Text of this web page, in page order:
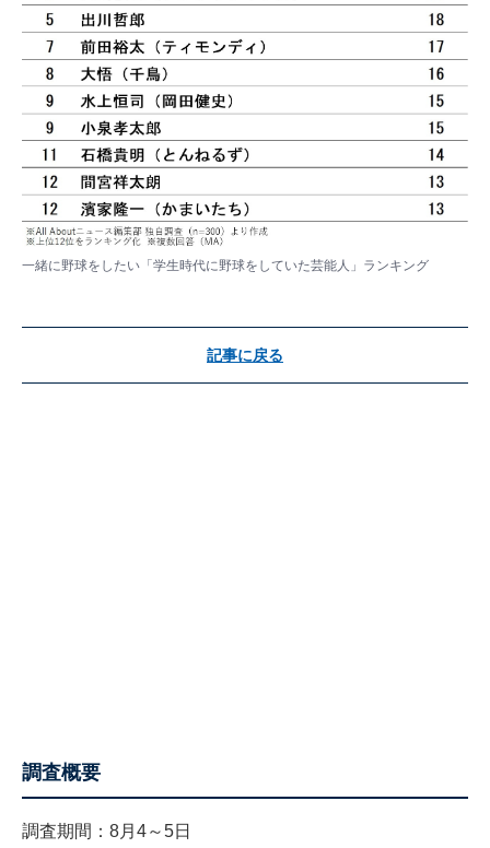
一緒に野球をしたい「学生時代に野球をしていた芸能人」ランキング
記事に戻る
調査概要
調査期間：8月4～5日